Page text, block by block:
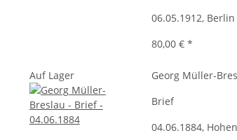
06.05.1912, Berlin
80,00 €*
Auf Lager
Georg Müller-
Brief
04.06.1884,